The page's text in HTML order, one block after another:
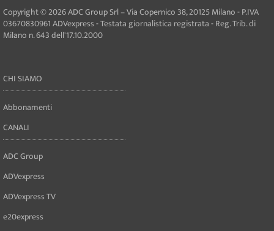
Copyright © 2026 ADC Group Srl – Via Copernico 38, 20125 Milano - P.IVA
03670830961 ADVexpress - Testata giornalistica registrata - Reg. Trib. di
Milano n. 643 dell'17.10.2000
CHI SIAMO
Abbonamenti
CANALI
ADC Group
ADVexpress
ADVexpress TV
e20express